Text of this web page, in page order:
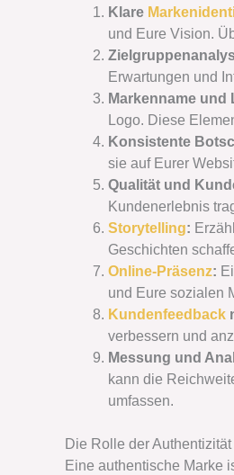
Klare
und Eure Vision.
Erwartungen und
Markenname und
Logo. Diese
Konsistente
sie auf Eurer
Qualität und
Kundenerlebnis
Storytelling:
Geschichten
Online-Präsenz:
und Eure sozialen
Kundenfeedback
verbessern und
Messung und
kann die
umfassen.
Die Rolle der Authentizität
Eine authentische Marke